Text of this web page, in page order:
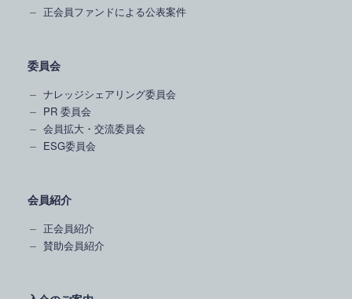
正会員ファンドによる公表案件
委員会
ナレッジシェアリング委員会
PR 委員会
会員拡大・交流委員会
ESG委員会
会員紹介
正会員紹介
賛助会員紹介